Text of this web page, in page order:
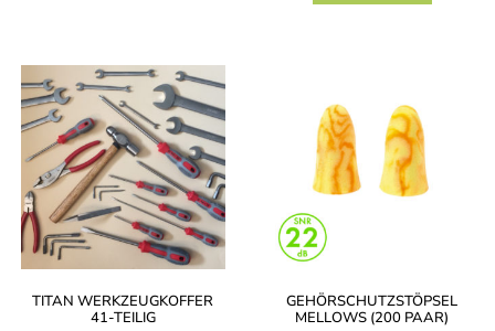
TITAN WERKZEUGKOFFER
41-TEILIG
GEHÖRSCHUTZSTÖPSEL
MELLOWS (200 PAAR)